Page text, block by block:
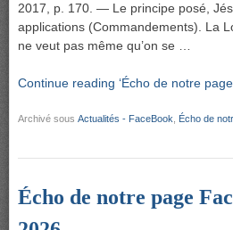
2017, p. 170. — Le principe posé,
applications (Commandements). La
ne veut pas même qu’on se …
Continue reading ‘Écho de notre
Archivé sous Actualités - FaceBook Écho de
Écho de notre page